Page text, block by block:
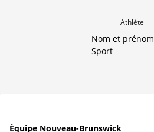
Athlète
Nom et prénom
Sport
Équipe Nouveau-Brunswick